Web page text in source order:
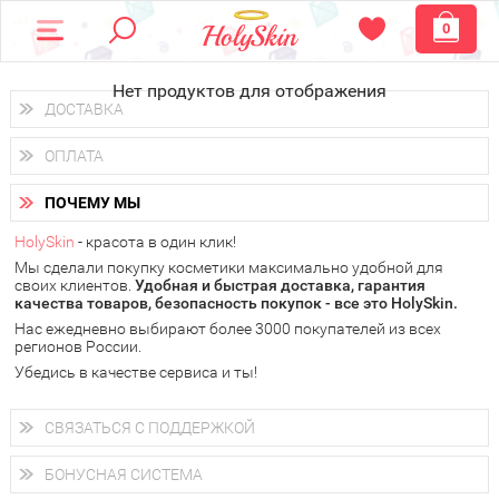
0
Нет продуктов для отображения
ДОСТАВКА
Доставка осуществляетсяпо всем городам России.
Вы можете выбрать доставку курьером, Почтой России или
получить заказ в пунктах выдачи PickPoint или пункте
самовывоза.
В 20 городах России доставка осуществляется ужена
следующий день.
у Вас всегда есть возможность получитьбесплатную
доставку от HolySkin.
подробнее об условиях доставки и оплаты в Вашем городе
ОПЛАТА
Вы можете оплатить свой заказ любым удобным способом:
наличными деньгами (
через интернет-банк (Альфа-банк, Сбербанк) и другими
электронными способами.
ПОЧЕМУ МЫ
HolySkin - красота в один клик!
Мы сделали покупку косметики максимально удобной для
своих клиентов. Удобная и быстрая доставка, гарантия
качества товаров, безопасность покупок - все это HolySkin.
Нас ежедневно выбирают более 3000 покупателей из всех
регионов России.
Убедись в качестве сервиса и ты!
СВЯЗАТЬСЯ С ПОДДЕРЖКОЙ
+7 (800) 707-24-55
Мы будем рады ответить на все Ваши вопросы по работе
магазина, проконсультировать по товарам, рассказать о
БОНУСНАЯ СИСТЕМА